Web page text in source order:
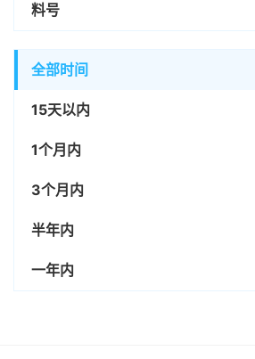
料号
全部时间
15天以内
1个月内
3个月内
半年内
一年内